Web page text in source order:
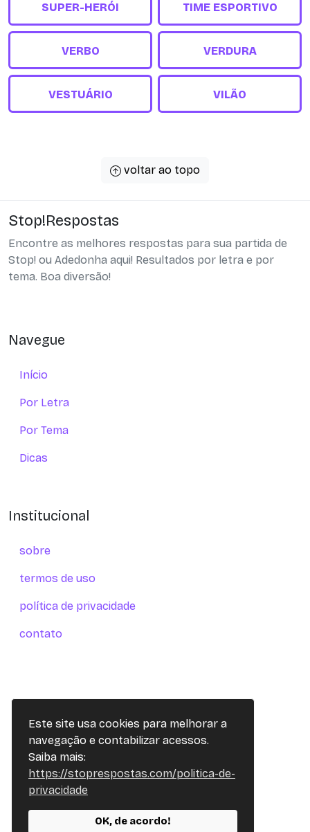
Este site usa cookies para melhorar a
navegação e contabilizar acessos.
Saiba mais:
https://stoprespostas.com/politica-de-
privacidade
OK, de acordo!
SUPER-HERÓI TIME ESPORTIVO
VERBO VERDURA
VESTUÁRIO VILÃO
voltar ao topo
Stop!Respostas
Encontre as melhores respostas para sua partida de
Stop! ou Adedonha aqui! Resultados por letra e por
tema. Boa diversão!
Navegue
Início
Por Letra
Por Tema
Dicas
Institucional
sobre
termos de uso
política de privacidade
contato